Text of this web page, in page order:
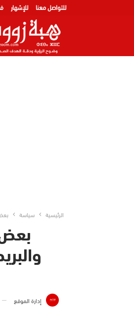
للتواصل معنا للإشهار
الرئيسية سياسة
إدارة الموقع